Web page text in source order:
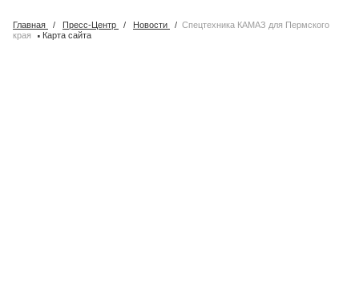
Главная / Пресс-Центр / Новости / Спецтехника КАМАЗ для Пермского
края ·Карта сайта